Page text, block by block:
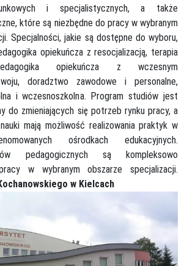
i specjalistycznych, a także
które są niezbędne do pracy w wybranym
Specjalności, jakie są dostępne do wyboru,
opiekuńcza z resocjalizacją, terapia
opiekuńcza z wczesnym
doradztwo zawodowe i personalne,
i wczesnoszkolna. Program studiów jest
do zmieniających się potrzeb rynku pracy, a
mają możliwość realizowania praktyk w
ośrodkach edukacyjnych.
pedagogicznych są kompleksowo
w wybranym obszarze specjalizacji.
w Kielcach